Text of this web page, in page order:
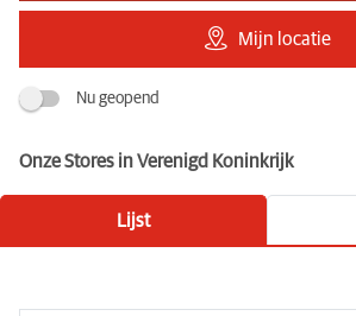
Mijn locatie
Nu geopend
Onze Stores in Verenigd Koninkrijk
Lijst